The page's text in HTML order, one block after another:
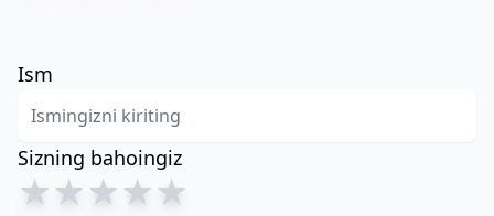
Ism
Sizning bahoingiz
★★★★★